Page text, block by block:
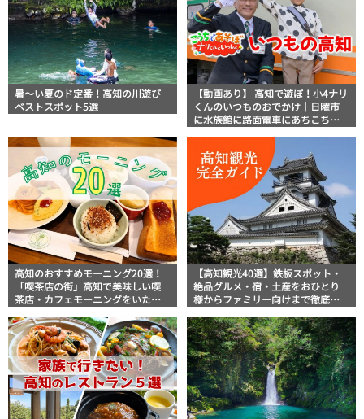
暑～い夏のド定番！高知の川遊び
ベストスポット5選
【動画あり】 高知で遊ぼ！小4ナリ
くんのいつものおでかけ｜日曜市
に水族館に路面電車にあちこち巡
高知のおすすめモーニング20選！
「喫茶店の街」高知で美味しい喫
茶店・カフェモーニングをいただ
【高知観光40選】鉄板スポット・
絶品グルメ・宿・土産をおひとり
様からファミリー向けまで徹底解